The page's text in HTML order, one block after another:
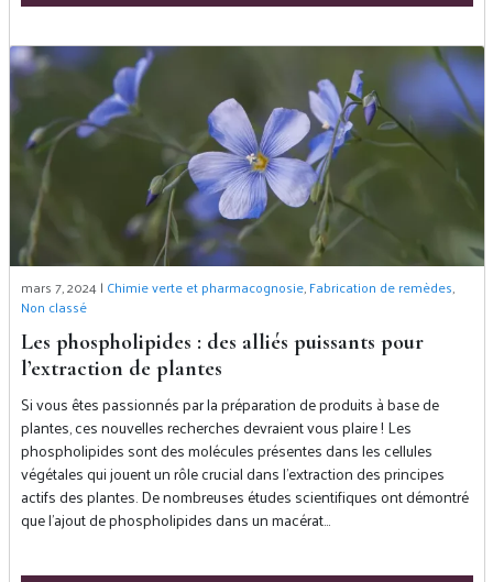
mars 7, 2024 | Chimie verte et pharmacognosie,Fabrication de remèdes,
Non classé
Les phospholipides : des alliés puissants pour
l’extraction de plantes
Si vous êtes passionnés par la préparation de produits à base de
plantes, ces nouvelles recherches devraient vous plaire ! Les
phospholipides sont des molécules présentes dans les cellules
végétales qui jouent un rôle crucial dans l’extraction des principes
actifs des plantes. De nombreuses études scientifiques ont démontré
que l’ajout de phospholipides dans un macérat…